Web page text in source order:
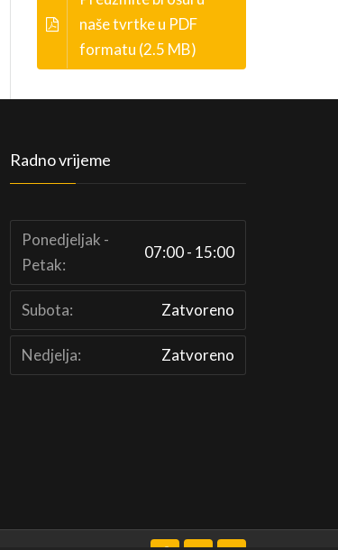
naše tvrtke u PDF
formatu (2.5 MB)
Radno vrijeme
Ponedjeljak -
Petak:
07:00 - 15:00
Subota: Zatvoreno
Nedjelja: Zatvoreno